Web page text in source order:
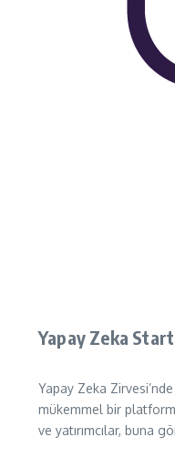
Yapay Zeka
Yapay Zeka
mükemmel bir
ve yatırımcılar, buna